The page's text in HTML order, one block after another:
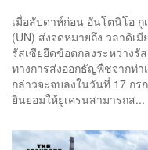
เมื่อสัปดาห์ก่อน อันโตนิโอ กู
(UN) ส่งจดหมายถึง วลาดิเ
รัสเซียยืดข้อตกลงระหว่างรั
ทางการส่งออกธัญพืชจากท่า
กล่าวจะจบลงในวันที่ 17 ก
ยินยอมให้ยูเครนสามารถส...